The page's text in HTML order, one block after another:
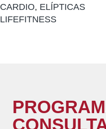
CARDIO, ELÍPTICAS
LIFEFITNESS